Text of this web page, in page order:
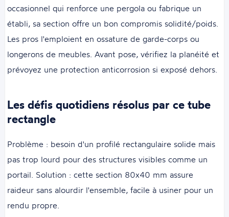
occasionnel qui renforce une pergola ou fabrique un
établi, sa section offre un bon compromis solidité/poids.
Les pros l'emploient en ossature de garde-corps ou
longerons de meubles. Avant pose, vérifiez la planéité et
prévoyez une protection anticorrosion si exposé dehors.
Les défis quotidiens résolus par ce tube
rectangle
Problème : besoin d'un profilé rectangulaire solide mais
pas trop lourd pour des structures visibles comme un
portail. Solution : cette section 80x40 mm assure
raideur sans alourdir l'ensemble, facile à usiner pour un
rendu propre.